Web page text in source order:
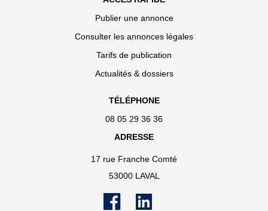
Publier une annonce
Consulter les annonces légales
Tarifs de publication
Actualités & dossiers
TÉLÉPHONE
08 05 29 36 36
ADRESSE
17 rue Franche Comté
53000 LAVAL